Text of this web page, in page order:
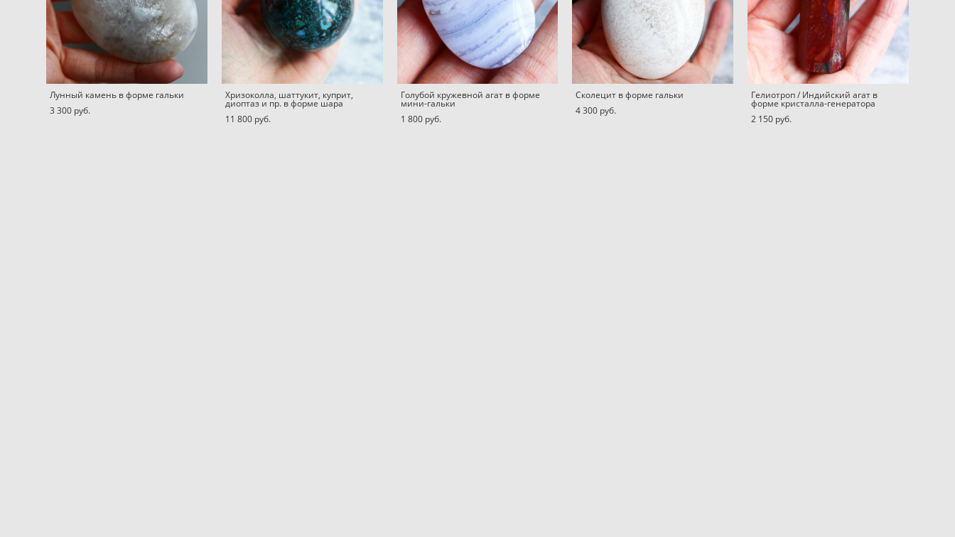
Лунный камень в форме гальки
3 300 pуб.
Хризоколла, шаттукит, куприт,
диоптаз и пр. в форме шара
11 800 pуб.
Голубой кружевной агат в форме
мини-гальки
1 800 pуб.
Сколецит в форме гальки
4 300 pуб.
Гелиотроп / Индийский агат в
форме кристалла-генератора
2 150 pуб.